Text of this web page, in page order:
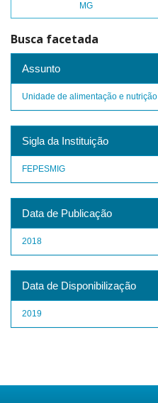
MG
Busca facetada
Assunto
Unidade de alimentação e nutrição
Sigla da Instituição
FEPESMIG
Data de Publicação
2018
Data de Disponibilização
2019